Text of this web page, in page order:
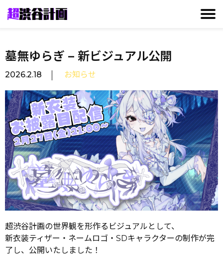
墓無ゆらぎ – 新ビジュアル公開
2026.2.18 お知らせ
超渋谷計画の世界観を形作るビジュアルとして、
新衣装ティザー・ネームロゴ・SDキャラクターの制作が完
了し、公開いたしました！